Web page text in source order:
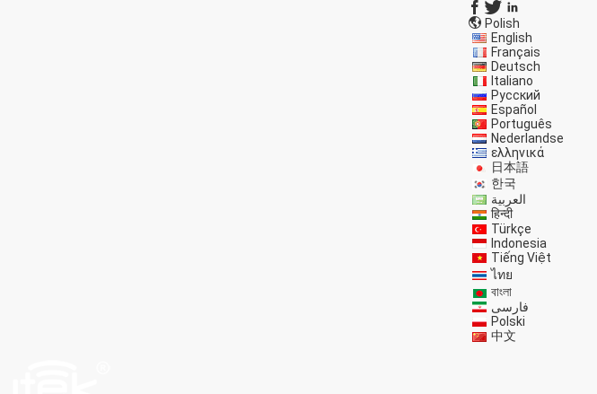
Polish
English
Français
Deutsch
Italiano
Русский
Español
Português
Nederlandse
ελληνικά
日本語
한국
العربية
हिन्दी
Türkçe
Indonesia
Tiếng Việt
ไทย
বাংলা
فارسی
Polski
中文